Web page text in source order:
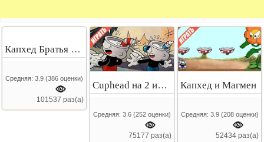
Капхед Братья по оружию
Средняя:3.9 (386 оценки)
101537 раз(а)
Cuphead на 2 игрока
Средняя: 3.6 (252оценки)
75177 раз(а)
Капхед и Магмен
Средняя: 3.9 (208оценки)
52434 раз(а)